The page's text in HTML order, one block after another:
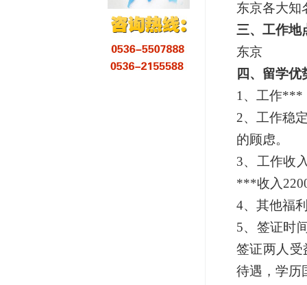
东京各大知
三、 工作地
东京
四、 留学优
1、工作***
2、工作稳
的顾虑。
3、工作收
***收入
4、其他福
5、签证时
签证两人受
待遇，学历